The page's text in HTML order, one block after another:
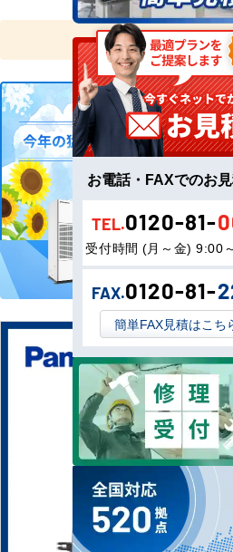
全国工事
お電話・FAXでのお
TEL.0120-81-
受付時間 (月～金) 9:00
FAX.0120-81-
簡単FAX見積はこち